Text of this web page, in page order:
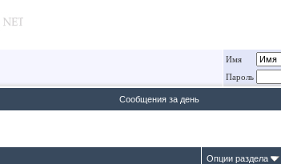
Имя
Пароль
Сообщения за день
Опции раздела